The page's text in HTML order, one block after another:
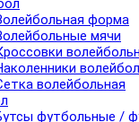
форма
мячи
волейбольная
футбольные /